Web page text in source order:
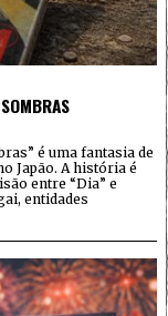
é uma fantasia de
Japão. A história é
entre “Dia” e
entidades